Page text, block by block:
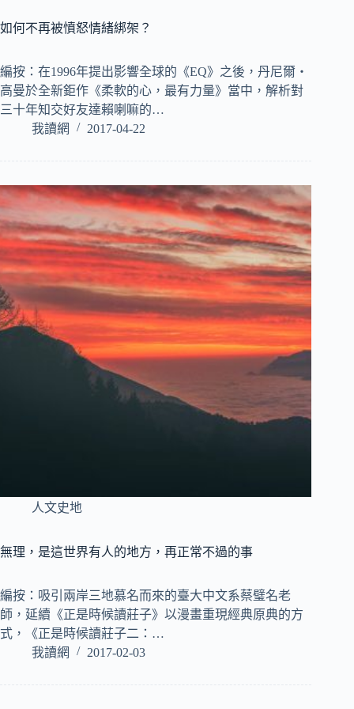
如何不再被憤怒情緒綁架？
編按：在1996年提出影響全球的《EQ》之後，丹尼爾‧
高曼於全新鉅作《柔軟的心，最有力量》當中，解析對
三十年知交好友達賴喇嘛的…
我讀網
2017-04-22
人文史地
無理，是這世界有人的地方，再正常不過的事
編按：吸引兩岸三地慕名而來的臺大中文系蔡璧名老
師，延續《正是時候讀莊子》以漫畫重現經典原典的方
式，《正是時候讀莊子二：…
我讀網
2017-02-03